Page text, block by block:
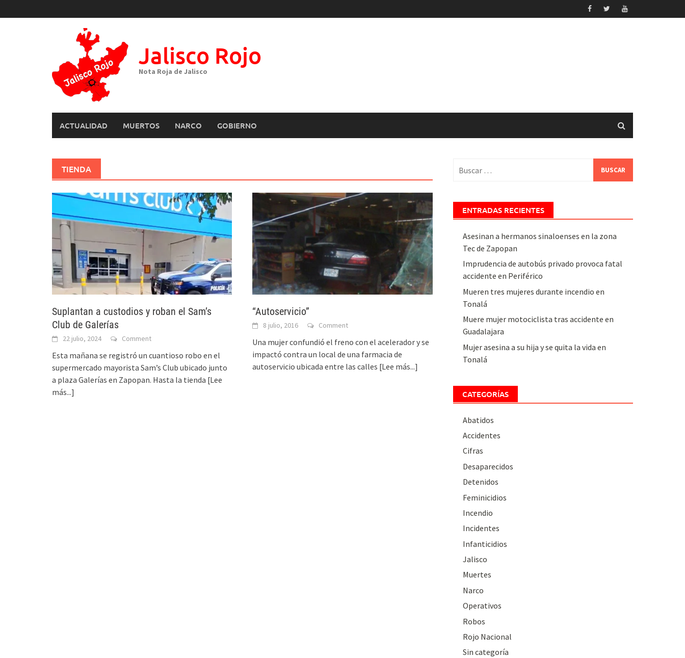
to
Jalisco Rojo
Nota Roja de Jalisco
ACTUALIDAD MUERTOS NARCO GOBIERNO
TIENDA
Suplantan a custodios y roban el Sam’s
Club de Galerías
22 julio, 2024 Comment
Esta mañana se registró un cuantioso robo en el
supermercado mayorista Sam’s Club ubicado junto
a plaza Galerías en Zapopan. Hasta la tienda [Lee
más...]
“Autoservicio”
8 julio, 2016 Comment
Una mujer confundió el freno con el acelerador y se
impactó contra un local de una farmacia de
autoservicio ubicada entre las calles [Lee más...]
ENTRADAS RECIENTES
Asesinan a hermanos sinaloenses en la zona
Tec de Zapopan
Imprudencia de autobús privado provoca fatal
accidente en Periférico
Mueren tres mujeres durante incendio en
Tonalá
Muere mujer motociclista tras accidente en
Guadalajara
Mujer asesina a su hija y se quita la vida en
Tonalá
CATEGORÍAS
Abatidos
Accidentes
Cifras
Desaparecidos
Detenidos
Feminicidios
Incendio
Incidentes
Infanticidios
Jalisco
Muertes
Narco
Operativos
Robos
Rojo Nacional
Sin categoría